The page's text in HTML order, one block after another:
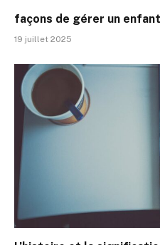
façons de gérer un
19 juillet 2025